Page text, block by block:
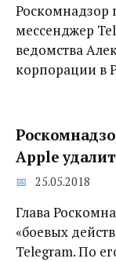
Роскомнадзор
мессенджер
ведомства
корпорации в
Apple
25.05.2018
Глава
«боевых
Telegram. По